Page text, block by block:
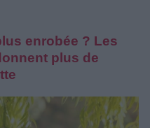
enrobée ? Les
plus de